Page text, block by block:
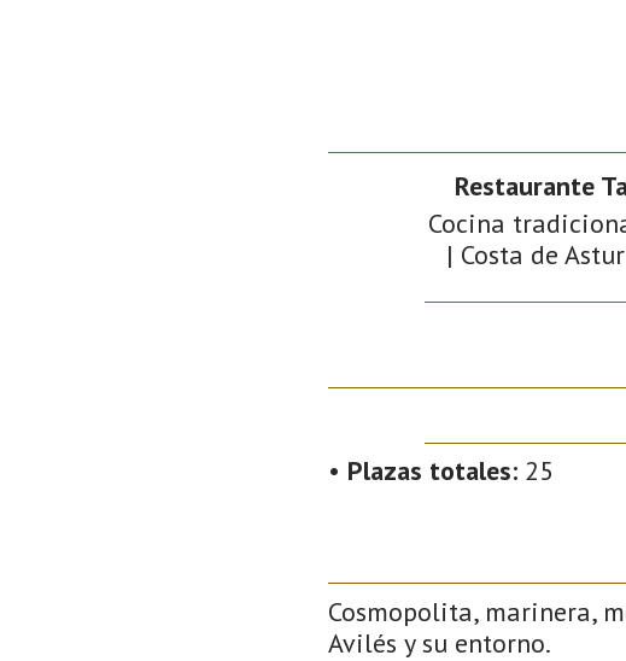
Restaurante
Cocina
| Costa de
• Plazas totales: 25
Cosmopolita, marinera,
Avilés y su entorno.